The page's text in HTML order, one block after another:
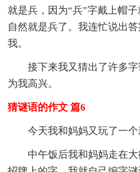
就是兵，因为“兵”字戴上帽
自然就是兵了。我连忙说出
我。
接下来我又猜出了许多
为我高兴。
猜谜语的作文 篇6
今天我和妈妈又玩了一个
中午饭后我和妈妈走在